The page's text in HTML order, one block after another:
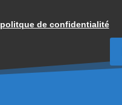
politque de confidentialité